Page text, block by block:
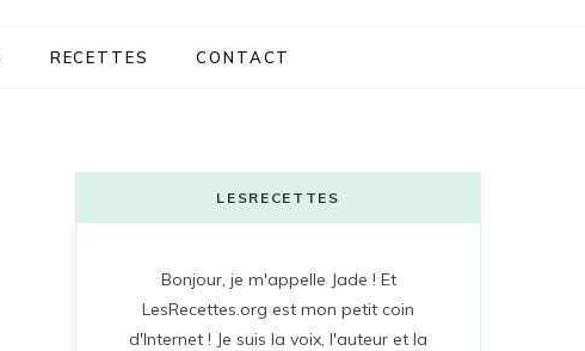
RECETTES CONTACT
LESRECETTES
Bonjour, je m'appelle Jade ! Et
LesRecettes.org est mon petit coin
d'Internet ! Je suis la voix, l'auteur et la